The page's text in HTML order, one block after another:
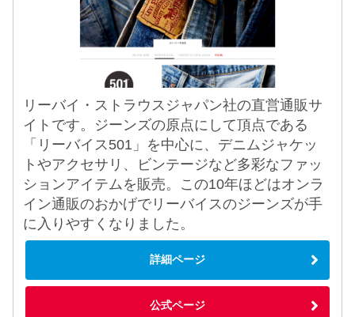
リーバイ・ストラウスジャパン社の直営通販サ
イトです。ジーンズの原点にして頂点である
「リーバイス501」を中心に、デニムジャケッ
トやアクセサリ、ビンテージなど多彩なファッ
ションアイテムを販売。この10年ほどはオンラ
イン通販のおかげでリーバイスのジーンズが手
に入りやすくなりました。
詳細ページ
公式ページ